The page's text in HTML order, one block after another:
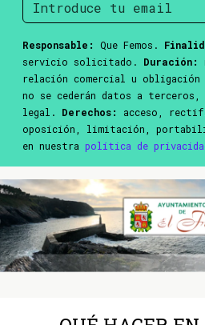
Responsable: Que Femos.
servicio solicitado. Duración:
relación comercial u
no se cederán datos a
legal. Derechos:
acceso,
oposición, limitación,
en nuestra política de